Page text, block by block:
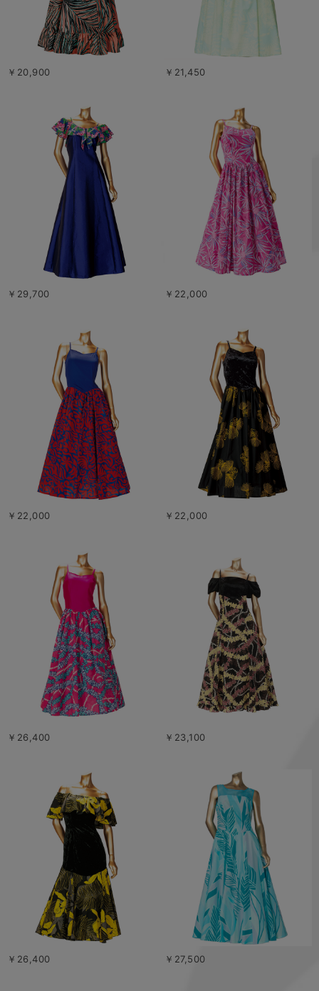
￥20,900 ￥21,450
￥29,700 ￥22,000
￥22,000 ￥22,000
￥26,400 ￥23,100
￥26,400 ￥27,500